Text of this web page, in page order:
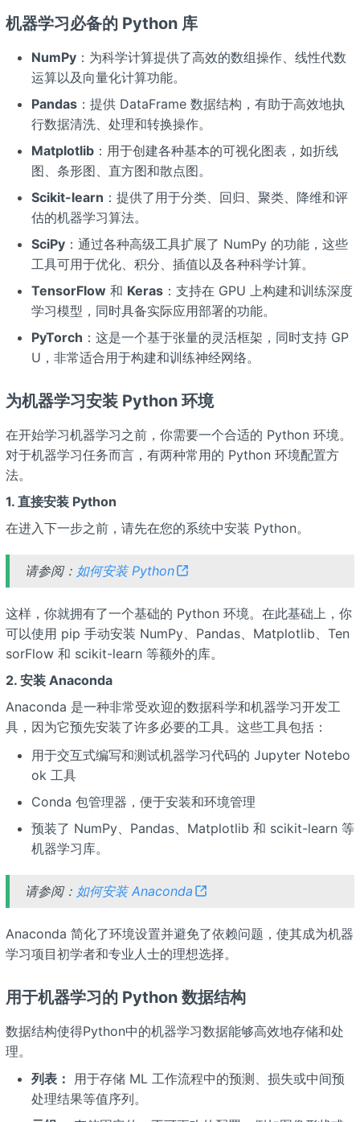
机器学习必备的 Python 库
NumPy：为科学计算提供了高效的数组操作、线性代数
运算以及向量化计算功能。
Pandas：提供 DataFrame 数据结构，有助于高效地执
行数据清洗、处理和转换操作。
Matplotlib：用于创建各种基本的可视化图表，如折线
图、条形图、直方图和散点图。
Scikit-learn ：提供了用于分类、回归、聚类、降维和评
估的机器学习算法。
SciPy：通过各种高级工具扩展了 NumPy 的功能，这些
工具可用于优化、积分、插值以及各种科学计算。
TensorFlow 和 Keras：支持在 GPU 上构建和训练深度
学习模型，同时具备实际应用部署的功能。
PyTorch ：这是一个基于张量的灵活框架，同时支持 GP
U，非常适合用于构建和训练神经网络。
为机器学习安装 Python 环境
在开始学习机器学习之前，你需要一个合适的 Python 环境。
对于机器学习任务而言，有两种常用的 Python 环境配置方
法。
1. 直接安装 Python
在进入下一步之前，请先在您的系统中安装 Python。
请参阅： 如何安装 Python
这样，你就拥有了一个基础的 Python 环境。在此基础上，你
可以使用 pip 手动安装 NumPy、Pandas、Matplotlib、Ten
sorFlow 和 scikit-learn 等额外的库。
2. 安装 Anaconda
Anaconda 是一种非常受欢迎的数据科学和机器学习开发工
具，因为它预先安装了许多必要的工具。这些工具包括：
用于交互式编写和测试机器学习代码的 Jupyter Notebo
ok 工具
Conda 包管理器，便于安装和环境管理
预装了 NumPy、Pandas、Matplotlib 和 scikit-learn 等
机器学习库。
请参阅： 如何安装 Anaconda
Anaconda 简化了环境设置并避免了依赖问题，使其成为机器
学习项目初学者和专业人士的理想选择。
用于机器学习的 Python 数据结构
数据结构使得Python中的机器学习数据能够高效地存储和处
理。
列表： 用于存储 ML 工作流程中的预测、损失或中间预
处理结果等值序列。